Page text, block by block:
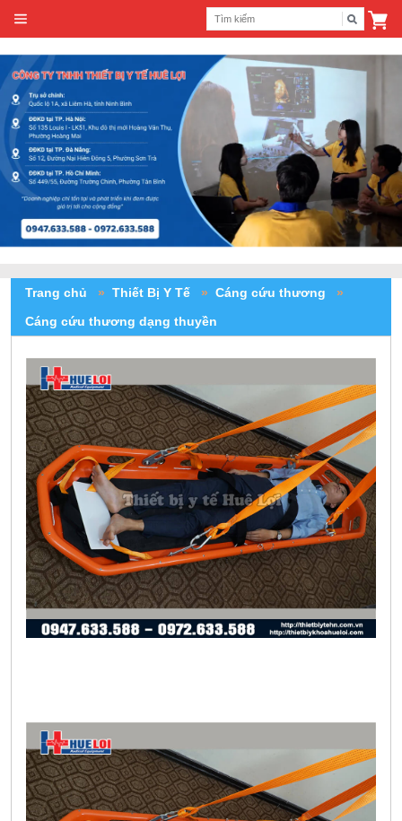
Trang chủ » Thiết Bị Y Tế » Cáng cứu thương »
Cáng cứu thương dạng thuyền